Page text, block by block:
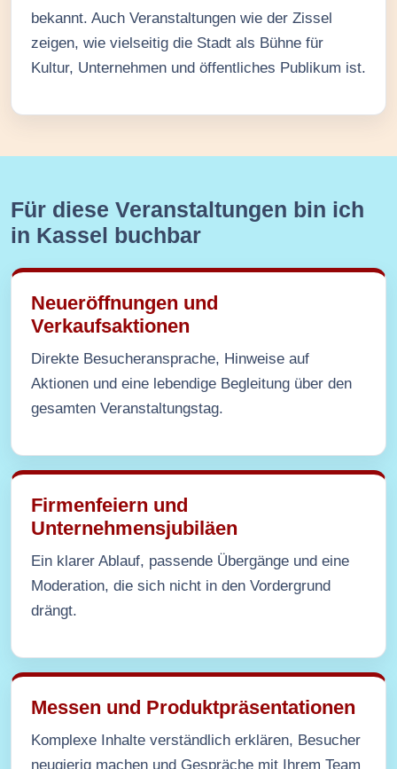
bekannt. Auch Veranstaltungen wie der Zissel
zeigen, wie vielseitig die Stadt als Bühne für
Kultur, Unternehmen und öffentliches Publikum ist.
Für diese Veranstaltungen bin ich
in Kassel buchbar
Neueröffnungen und
Verkaufsaktionen
Direkte Besucheransprache, Hinweise auf
Aktionen und eine lebendige Begleitung über den
gesamten Veranstaltungstag.
Firmenfeiern und
Unternehmensjubiläen
Ein klarer Ablauf, passende Übergänge und eine
Moderation, die sich nicht in den Vordergrund
drängt.
Messen und Produktpräsentationen
Komplexe Inhalte verständlich erklären, Besucher
neugierig machen und Gespräche mit Ihrem Team